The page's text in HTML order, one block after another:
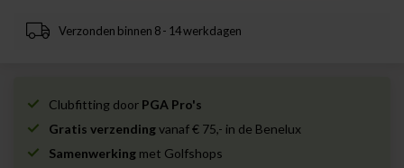
Verzonden binnen 8 - 14 werkdagen
Clubfitting door PGA Pro's
Gratis verzendingvanaf € 75,- in de Benelux
Samenwerking met Golfshops